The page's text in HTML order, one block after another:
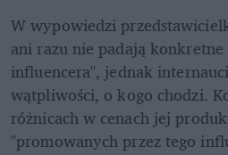
W wypowiedzi
ani razu nie padają konkretne
influencera", jednak
wątpliwości, o kogo chodzi.
różnicach w cenach jej
"promowanych przez tego